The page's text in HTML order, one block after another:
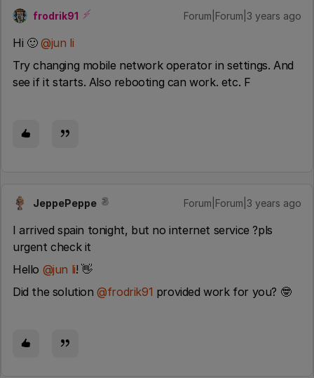
frodrik91 Forum|Forum|3 years ago
Hi 🙂 @jun li
Try changing mobile network operator in settings. And
see if it starts. Also rebooting can work. etc. F
JeppePeppe Forum|Forum|3 years ago
I arrived spain tonight, but no internet service ?pls
urgent check it
Hello @jun li! 👋
Did the solution@frodrik91 provided work for you? 🤓